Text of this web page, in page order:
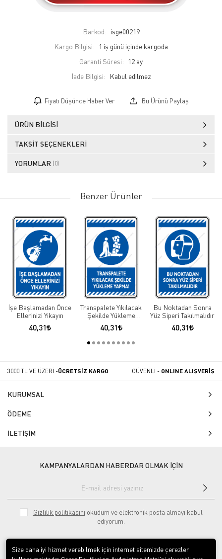
Barkod: isge00219
Kargo Bilgisi:
1 iş günü içinde kargoda
Garanti Süresi:
12 ay
İade Bilgisi:
Fiyatı Düşünce Haber Ver Bu Ürünü Paylaş
ÜRÜN BILGISI
TAKSIT SEÇENEKLERI
YORUMLAR (0)
Benzer Ürünler
İşe Başlamadan Önce
Ellerinizi Yıkayın
40,31
Transpalete Yıkılacak
Şekilde Yükleme
Yapma
40,31
Bu Noktadan Sonra
Yüz Siperi Takılmalıdır
40,31
3000 TL VE ÜZERİ -ÜCRETSİZ KARGO GÜVENLİ - ONLINE ALIŞVERİŞ
KURUMSAL
ÖDEME
İLETİŞİM
KAMPANYALARDAN HABERDAR OLMAK İÇİN
Gizlilik politikasını okudum ve elektronik posta almayı kabul
ediyorum.
Size daha iyi hizmet verebilmek için internet sitemizde çerezler